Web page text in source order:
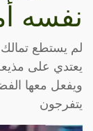
نفسه
لم يستطع
يعتدي على
ويفعل معها
يتفرجون